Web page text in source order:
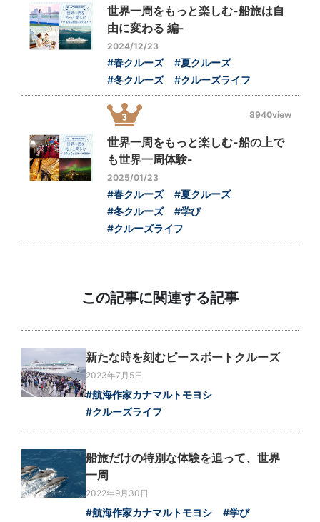
世界一周をもっと楽しむ-船旅は自
由に変わる 編-
2024/12/23
#春クルーズ
#夏クルーズ
#冬クルーズ
#クルーズライフ
8940view
世界一周をもっと楽しむ-船の上で
も世界一周体験-
2025/01/23
#春クルーズ
#夏クルーズ
#冬クルーズ
#学び
#クルーズライフ
この記事に関連する記事
新たな時を刻むピースボートクルーズ
2023年7月5日
#航海作家カナマルトモヨシ
#クルーズライフ
船旅だけの特別な体験を追って、世界
一周
2022年9月30日
#航海作家カナマルトモヨシ
#学び